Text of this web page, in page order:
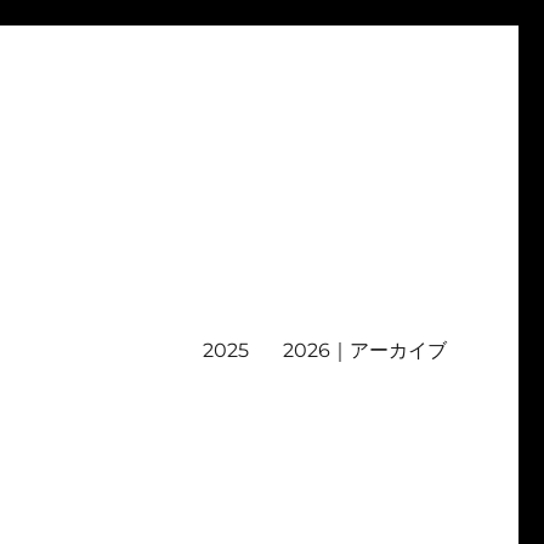
2025 2026｜アーカイブ